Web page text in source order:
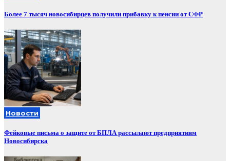
Более 7 тысяч новосибирцев получили прибавку к пенсии от СФР
Новости
Фейковые письма о защите от БПЛА рассылают предприятиям
Новосибирска